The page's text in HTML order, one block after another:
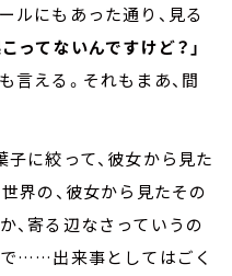
ルにもあった通り、見る
ってないんですけど？」
言える。それもまあ、間
子に絞って、彼女から見た
界の、彼女から見たその
、寄る辺なさっていうの
で……出来事としてはごく